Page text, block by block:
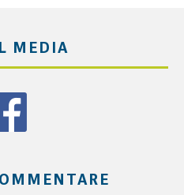
MEDIA